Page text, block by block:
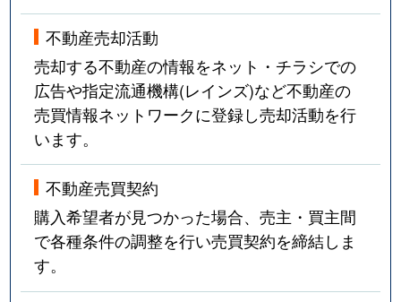
不動産売却活動
売却する不動産の情報をネット・チラシでの
広告や指定流通機構(レインズ)など不動産の
売買情報ネットワークに登録し売却活動を行
います。
不動産売買契約
購入希望者が見つかった場合、売主・買主間
で各種条件の調整を行い売買契約を締結しま
す。